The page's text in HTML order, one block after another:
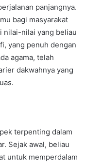
panjangnya.
bagi masyarakat
nilai-nilai yang beliau
yang penuh dengan
agama, telah
dakwahnya yang
terpenting dalam
Sejak awal, beliau
untuk memperdalam